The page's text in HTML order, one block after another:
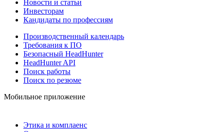
Новости и статьи
Инвесторам
Кандидаты по профессиям
Производственный календарь
Требования к ПО
Безопасный HeadHunter
HeadHunter API
Поиск работы
Поиск по резюме
Мобильное приложение
Этика и комплаенс